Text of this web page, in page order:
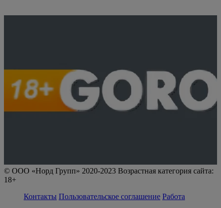
© ООО «Норд Групп» 2020-2023 Возрастная категория сайта:
18+
Контакты Пользовательское соглашение Работа